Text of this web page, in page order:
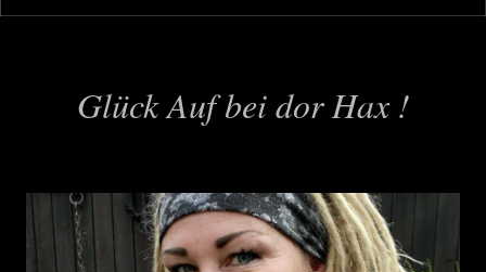
Glück Auf bei dor Hax !